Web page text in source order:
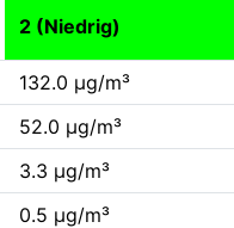
2 (Niedrig)
132.0 µg/m³
52.0 µg/m³
3.3 µg/m³
0.5 µg/m³